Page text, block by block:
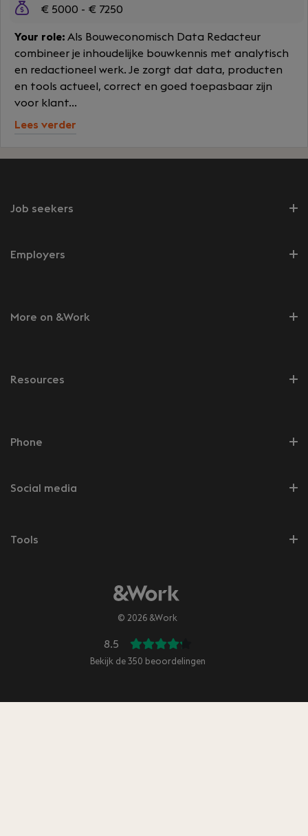
€ 5000 - € 7250
Your role: Als Bouweconomisch Data Redacteur
combineer je inhoudelijke bouwkennis met analytisch
en redactioneel werk. Je zorgt dat data, producten
en tools actueel, correct en goed toepasbaar zijn
voor klant...
Lees verder
Job seekers
Employers
More on &Work
Resources
Phone
Social media
Tools
© 2026 &Work
8.5
Bekijk de 350 beoordelingen